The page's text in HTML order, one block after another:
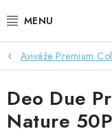
na
ZĽAVY AŽ DO -40%
🌷DEO DUE®️🩷🇮🇹
Aviváže Premium
Deo Due
Nature